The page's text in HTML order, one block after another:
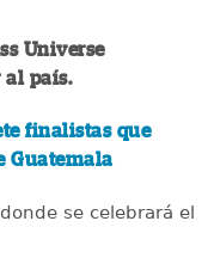
Universe
al país.
finalistas que
Guatemala
se celebrará el